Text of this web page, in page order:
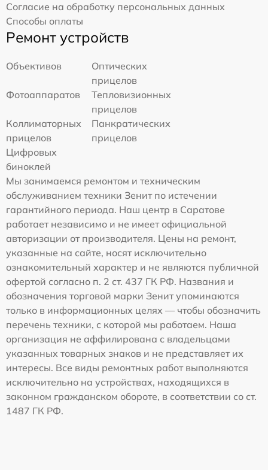
Согласие на обработку персональных данных
Способы оплаты
Ремонт устройств
Объективов
Оптических
прицелов
Фотоаппаратов
Тепловизионных
прицелов
Коллиматорных
прицелов
Панкратических
прицелов
Цифровых
биноклей
Мы занимаемся ремонтом и техническим
обслуживанием техники Зенит по истечении
гарантийного периода. Наш центр в Саратове
работает независимо и не имеет официальной
авторизации от производителя. Цены на ремонт,
указанные на сайте, носят исключительно
ознакомительный характер и не являются публичной
офертой согласно п. 2 ст. 437 ГК РФ. Названия и
обозначения торговой марки Зенит упоминаются
только в информационных целях — чтобы обозначить
перечень техники, с которой мы работаем. Наша
организация не аффилирована с владельцами
указанных товарных знаков и не представляет их
интересы. Все виды ремонтных работ выполняются
исключительно на устройствах, находящихся в
законном гражданском обороте, в соответствии со ст.
1487 ГК РФ.